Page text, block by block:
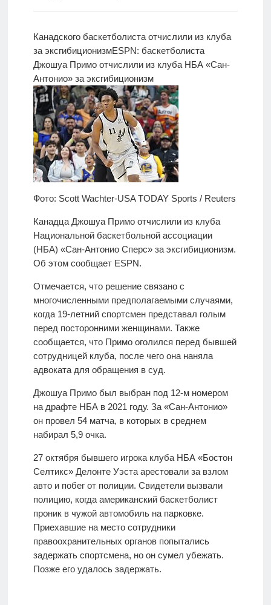
Родителям
О
Версия для
слабовидящих
Канадского баскетболиста отчислили из клуба
за эксгибиционизмESPN: баскетболиста
Джошуа Примо отчислили из клуба НБА «Сан-
Антонио» за эксгибиционизм
Фото: Scott Wachter-USA TODAY Sports / Reuters
Канадца Джошуа Примо отчислили из клуба
Национальной баскетбольной ассоциации
(НБА) «Сан-Антонио Сперс» за эксгибиционизм.
Об этом сообщает ESPN.
Отмечается, что решение связано с
многочисленными предполагаемыми случаями,
когда 19-летний спортсмен представал голым
перед посторонними женщинами. Также
сообщается, что Примо оголился перед бывшей
сотрудницей клуба, после чего она наняла
адвоката для обращения в суд.
Джошуа Примо был выбран под 12-м номером
на драфте НБА в 2021 году. За «Сан-Антонио»
он провел 54 матча, в которых в среднем
набирал 5,9 очка.
27 октября бывшего игрока клуба НБА «Бостон
Селтикс» Делонте Уэста арестовали за взлом
авто и побег от полиции. Свидетели вызвали
полицию, когда американский баскетболист
проник в чужой автомобиль на парковке.
Приехавшие на место сотрудники
правоохранительных органов попытались
задержать спортсмена, но он сумел убежать.
Позже его удалось задержать.